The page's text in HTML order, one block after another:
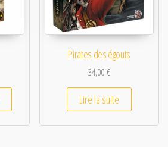
Pirates des égouts
34,00€
Lire la suite